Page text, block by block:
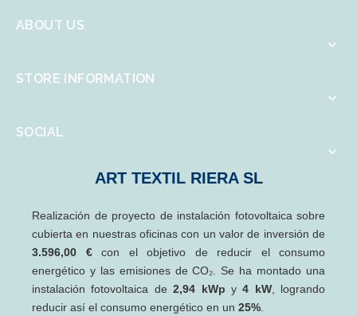
ABOUT US

STORE INFORMATION

SOCIAL

ART TEXTIL RIERA SL
Realización de proyecto de instalación fotovoltaica sobre
cubierta en nuestras oficinas con un valor de inversión de
3.596,00 €con el objetivo de reducir el consumo
energético y las emisiones de CO₂. Se ha montado una
instalación fotovoltaica de2,94 kWp y4 kW, logrando
reducir así el consumo energético en un 25%